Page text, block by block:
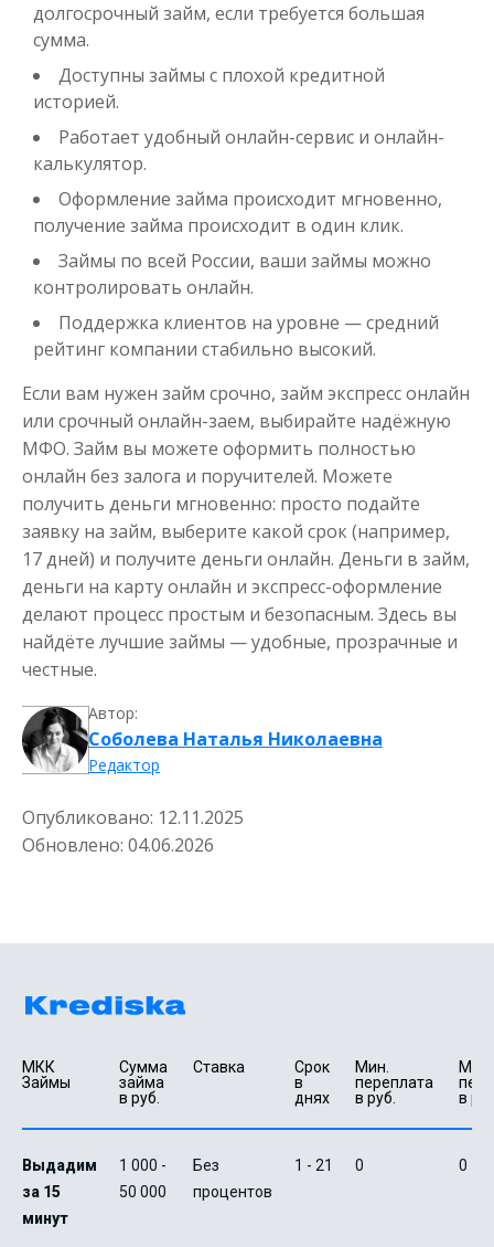
долгосрочный займ, если требуется большая
сумма.
Доступны займы с плохой кредитной
историей.
Работает удобный онлайн-сервис и онлайн-
калькулятор.
Оформление займа происходит мгновенно,
получение займа происходит в один клик.
Займы по всей России, ваши займы можно
контролировать онлайн.
Поддержка клиентов на уровне — средний
рейтинг компании стабильно высокий.
Если вам нужен займ срочно, займ экспресс онлайн
или срочный онлайн-заем, выбирайте надёжную
МФО. Займ вы можете оформить полностью
онлайн без залога и поручителей. Можете
получить деньги мгновенно: просто подайте
заявку на займ, выберите какой срок (например,
17 дней) и получите деньги онлайн. Деньги в займ,
деньги на карту онлайн и экспресс-оформление
делают процесс простым и безопасным. Здесь вы
найдёте лучшие займы — удобные, прозрачные и
честные.
Автор:
Соболева Наталья Николаевна
Редактор
Опубликовано: 12.11.2025
Обновлено: 04.06.2026
МКК
Займы
Сумма
займа
в руб.
Ставка
Срок
в
днях
Мин.
переплата
в руб.
в
Выдадим
за 15
минут
1 000 -
50 000
Без
процентов
1 - 21 0 0